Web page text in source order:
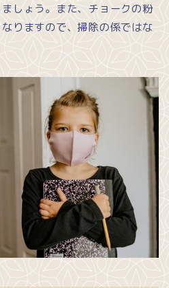
ましょう。また、チョークの粉
りますので、掃除の係ではな